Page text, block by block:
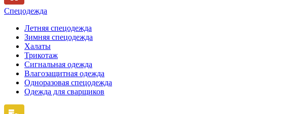
Спецодежда
Летняя спецодежда
Зимняя спецодежда
Халаты
Трикотаж
Сигнальная одежда
Влагозащитная одежда
Одноразовая спецодежда
Одежда для сварщиков